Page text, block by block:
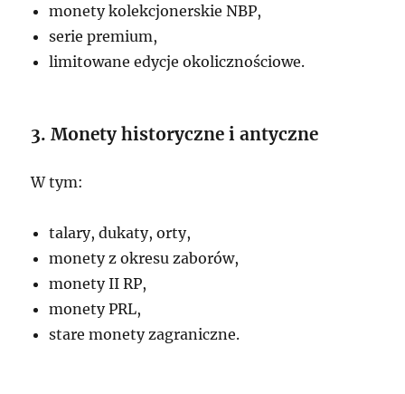
monety kolekcjonerskie NBP,
serie premium,
limitowane edycje okolicznościowe.
3. Monety historyczne i antyczne
W tym:
talary, dukaty, orty,
monety z okresu zaborów,
monety II RP,
monety PRL,
stare monety zagraniczne.